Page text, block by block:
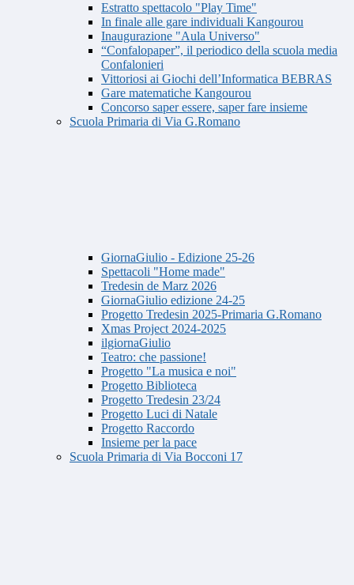
Estratto spettacolo "Play Time"
In finale alle gare individuali Kangourou
Inaugurazione "Aula Universo"
“Confalopaper”, il periodico della scuola media
Confalonieri
Vittoriosi ai Giochi dell’Informatica BEBRAS
Gare matematiche Kangourou
Concorso saper essere, saper fare insieme
Scuola Primaria di Via G.Romano
GiornaGiulio - Edizione 25-26
Spettacoli "Home made"
Tredesin de Marz 2026
GiornaGiulio edizione 24-25
Progetto Tredesin 2025-Primaria G.Romano
Xmas Project 2024-2025
ilgiornaGiulio
Teatro: che passione!
Progetto "La musica e noi"
Progetto Biblioteca
Progetto Tredesin 23/24
Progetto Luci di Natale
Progetto Raccordo
Insieme per la pace
Scuola Primaria di Via Bocconi 17